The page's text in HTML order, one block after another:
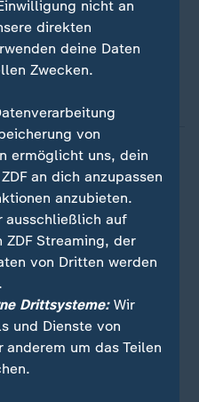
dass der getötete
Mitglied der Hamas war.
die Zusammenarbeit.
steht für
ZDF steht für
gilt auch dort, wo der
mitunter gefährlich
aus
nicht an
direkten
deine Daten
Zwecken.
von
ermöglicht uns, dein
an dich anzupassen
anzubieten.
ausschließlich auf
ZDF Streaming, der
von Dritten werden
Drittsysteme:Wir
und Dienste von
um das Teilen